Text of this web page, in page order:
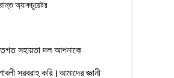
অ্যাকচুয়েটর
সহায়তা দল আপনাকে
সরবরাহ করি।আমাদের জ্ঞানী